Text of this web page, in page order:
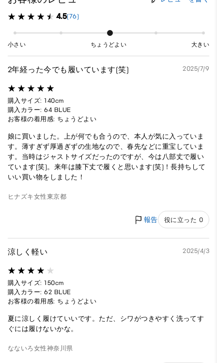
4.5(76)
小さい ちょうどよい 大きい
2年経った今でも履いています(笑) 2025/7/9
購入サイズ: 140cm
購入カラー: 64 BLUE
お客様の着用感: ちょうどよい
娘に買いました。上が何でも合うので、本人が気に入っていま
す。薄すぎず厚過ぎずの生地なので、春先などに重宝していま
す。当時はジャストサイズだったのですが、今は八部丈で履い
ています(笑)。来年は膝下丈で履くと思います(笑)！長持ちして
いい買い物をしました！
ヒナズキ女性東京都
報告 役に立った 0
涼しく軽い 2025/4/3
購入サイズ: 150cm
購入カラー: 62 BLUE
お客様の着用感: ちょうどよい
夏に涼しく履けていいです。ただ、シワがつきやすく洗ってす
ぐには履けないかな。
なないろ 女性神奈川県